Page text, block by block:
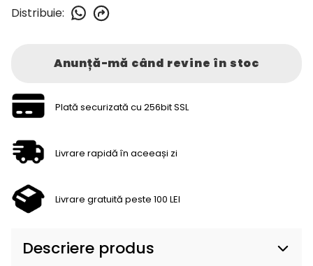
Distribuie:
Anunță-mă când revine în stoc
Plată securizată cu 256bit SSL
Livrare rapidă în aceeași zi
Livrare gratuită peste 100 LEI
Descriere produs